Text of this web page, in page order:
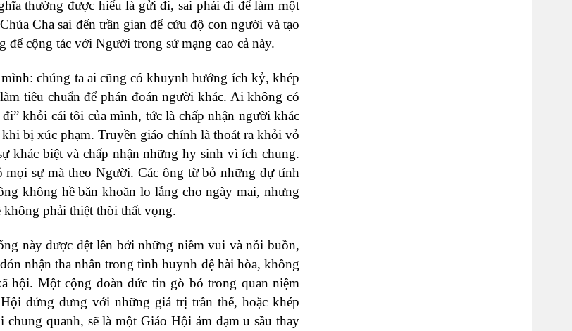
thường được hiểu là gửi đi, sai phái đi để làm một
Cha sai đến trần gian để cứu độ con người và tạo
cộng tác với Người trong sứ mạng cao cả này.
chúng ta ai cũng có khuynh hướng ích kỷ, khép
tiêu chuẩn để phán đoán người khác. Ai không có
khỏi cái tôi của mình, tức là chấp nhận người khác
bị xúc phạm. Truyền giáo chính là thoát ra khỏi vỏ
khác biệt và chấp nhận những hy sinh vì ích chung.
sự mà theo Người. Các ông từ bỏ những dự tính
không hề băn khoăn lo lắng cho ngày mai, nhưng
không phải thiệt thòi thất vọng.
này được dệt lên bởi những niềm vui và nỗi buồn,
nhận tha nhân trong tình huynh đệ hài hòa, không
hội. Một cộng đoàn đức tin gò bó trong quan niệm
dửng dưng với những giá trị trần thế, hoặc khép
quanh, sẽ là một Giáo Hội ảm đạm u sầu thay